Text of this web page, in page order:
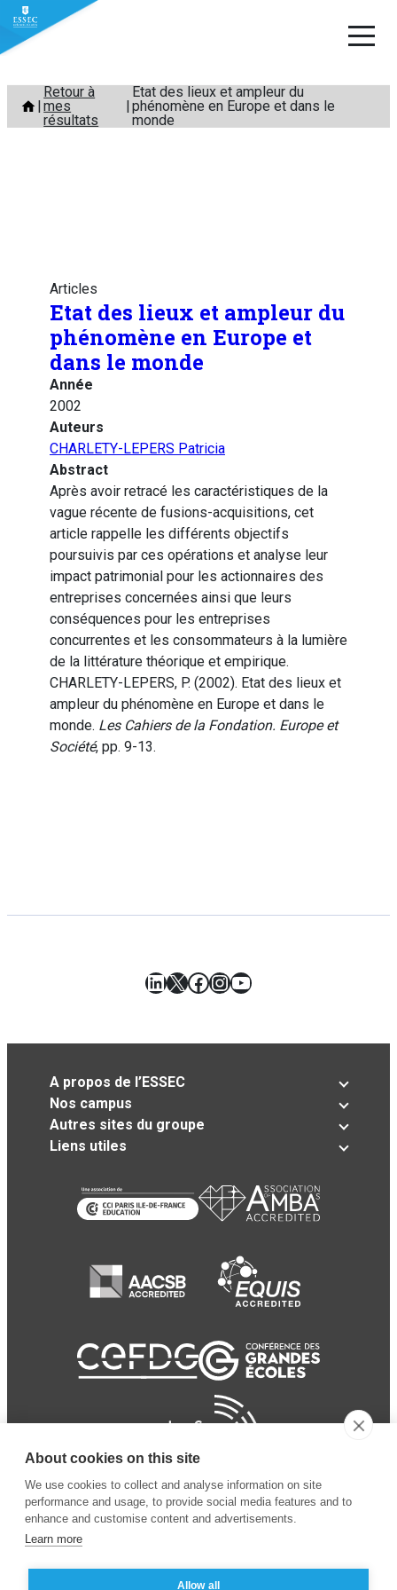
Aller
contenu
Retour à
mes
résultats
Etat des lieux et ampleur du
phénomène en Europe et dans le
monde
Articles
Etat des lieux et ampleur du
phénomène en Europe et
dans le monde
Année
2002
Auteurs
CHARLETY-LEPERS Patricia
Abstract
Après avoir retracé les caractéristiques de la
vague récente de fusions-acquisitions, cet
article rappelle les différents objectifs
poursuivis par ces opérations et analyse leur
impact patrimonial pour les actionnaires des
entreprises concernées ainsi que leurs
conséquences pour les entreprises
concurrentes et les consommateurs à la lumière
de la littérature théorique et empirique.
CHARLETY-LEPERS, P. (2002). Etat des lieux et
ampleur du phénomène en Europe et dans le
monde. Les Cahiers de la Fondation. Europe et
Société, pp. 9-13.
LinkedIn
X Facebook
Instagram
YouTube
A propos de l’ESSEC
Nos campus
Autres sites du groupe
Liens utiles
About cookies on this site
We use cookies to collect and analyse information on site
performance and usage, to provide social media features and to
enhance and customise content and advertisements.
Learn more
Allow all